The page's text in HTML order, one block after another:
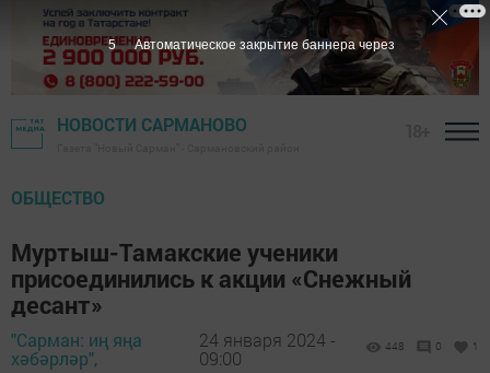
НОВОСТИ САРМАНОВО
ОБЩЕСТВО
Муртыш-Тамакские ученики
присоединились к акции «Снежный
десант»
"Сарман: иң яңа
хәбәрләр",
24 января 2024 -
09:00
448 0 1
4 Автоматическое закрытие баннера через